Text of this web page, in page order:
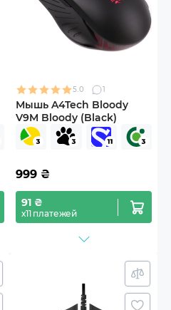
5.0 1
Мышь A4Tech Bloody
V9M Bloody (Black)
999 ₴
91 ₴
х11 платежей